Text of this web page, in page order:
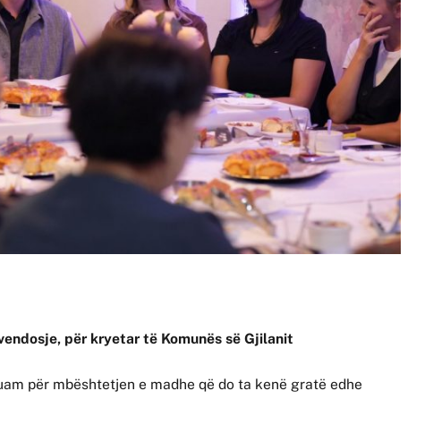
për kryetar të Komunës së Gjilanit
për mbështetjen e madhe që do ta kenë gratë edhe